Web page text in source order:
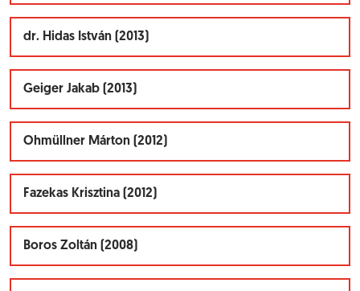
dr. Hidas István (2013)
Geiger Jakab (2013)
Ohmüllner Márton (2012)
Fazekas Krisztina (2012)
Boros Zoltán (2008)